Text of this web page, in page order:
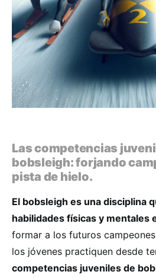
Las competencias
bobsleigh: forjando
pista de hielo.
El bobsleigh es una disciplina
habilidades físicas y mentales
formar a los futuros
los jóvenes practiquen desde
competencias juveniles de